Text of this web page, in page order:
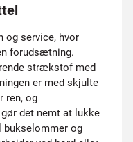
og service, hvor
forudsætning.
strækstof med
er med skjulte
ren, og
det nemt at lukke
bukselommer og